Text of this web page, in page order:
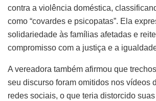
contra a violência doméstica,
como “covardes e psicopatas”. Ela
solidariedade às famílias afetadas e
compromisso com a justiça e a
A vereadora também afirmou que
seu discurso foram omitidos nos vídeos
redes sociais, o que teria distorcido